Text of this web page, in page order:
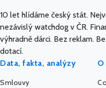
10 let hlídáme český stát.
nezávislý watchdog v ČR.
výhradně dárci. Bez reklam.
dotací.
Data, fakta, analýzy
Smlouvy